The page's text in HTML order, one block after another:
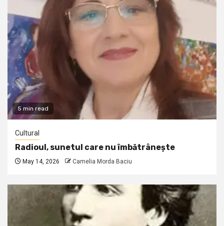
5 min read
Cultural
Radioul, sunetul care nu îmbătrânește
May 14, 2026 Camelia Morda Baciu